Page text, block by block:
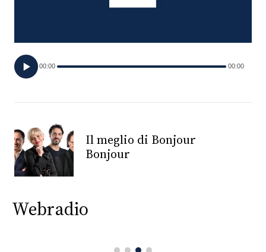
TV
PRINCIPATO
MONACO
RMC
CONSIGLIA
00:00 00:00
Il meglio di Bonjour
Bonjour
Webradio